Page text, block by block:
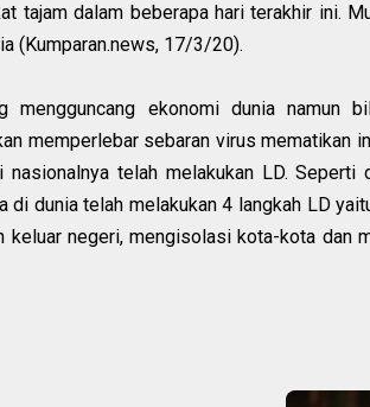
tajam dalam beberapa hari terakhir ini.
(Kumparan.news, 17/3/20).
mengguncang ekonomi dunia namun
memperlebar sebaran virus mematikan
nasionalnya telah melakukan LD.
di dunia telah melakukan 4 langkah LD
keluar negeri, mengisolasi kota-kota dan